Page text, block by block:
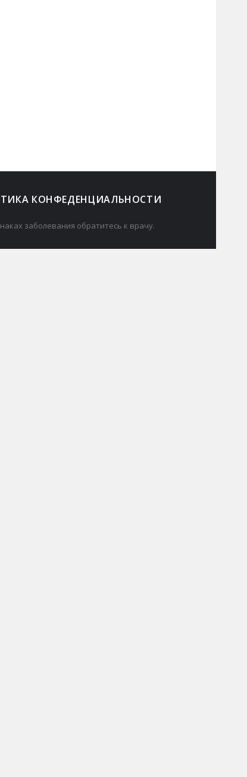
КОНФЕДЕНЦИАЛЬНОСТИ
заболевания обратитесь к врачу.